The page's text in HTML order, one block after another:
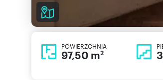
POWIERZCHNIA
97,50 m2